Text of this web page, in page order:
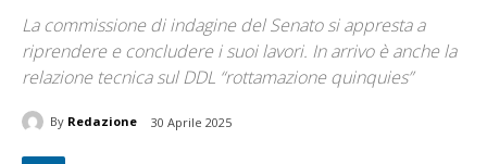
La commissione di indagine del Senato si appresta a
riprendere e concludere i suoi lavori. In arrivo è anche la
relazione tecnica sul DDL “rottamazione quinquies”
By Redazione 30 Aprile 2025